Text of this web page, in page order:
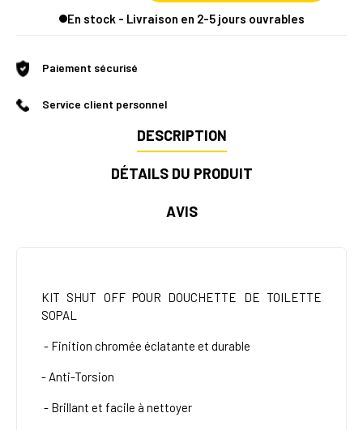
En stock - Livraison en 2-5 jours ouvrables
Paiement sécurisé
Service client personnel
DESCRIPTION
DÉTAILS DU PRODUIT
AVIS
KIT SHUT OFF POUR DOUCHETTE DE TOILETTE
SOPAL
- Finition chromée éclatante et durable
- Anti-Torsion
- Brillant et facile à nettoyer